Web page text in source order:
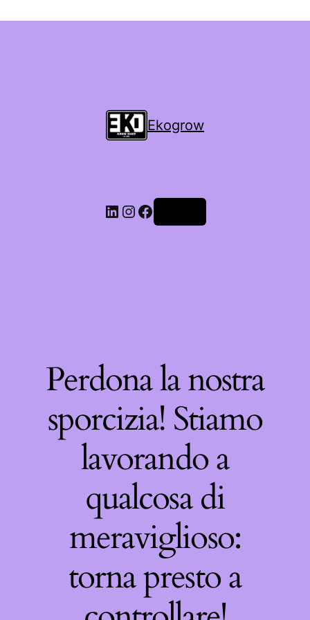
Ekogrow
Perdona la nostra
sporcizia! Stiamo
lavorando a
qualcosa di
meraviglioso:
torna presto a